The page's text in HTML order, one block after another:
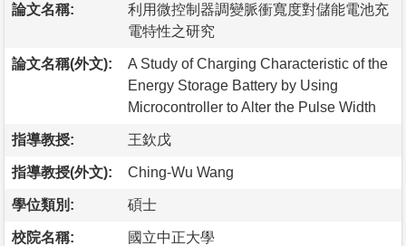
論文名稱:
利用微控制器調變脈衝寬度對儲能電池充
電特性之研究
論文名稱(外文):
A Study of Charging Characteristic of the
Energy Storage Battery by Using
Microcontroller to Alter the Pulse Width
指導教授: 王欽戊
指導教授(外文): Ching-Wu Wang
學位類別: 碩士
校院名稱: 國立中正大學